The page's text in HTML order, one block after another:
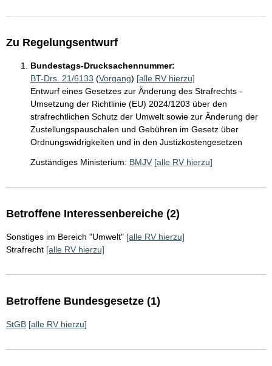
Zu Regelungsentwurf
Bundestags-Drucksachennummer:
BT-Drs. 21/6133 (Vorgang) [alle RV hierzu]
Entwurf eines Gesetzes zur Änderung des Strafrechts -
Umsetzung der Richtlinie (EU) 2024/1203 über den
strafrechtlichen Schutz der Umwelt sowie zur Änderung der
Zustellungspauschalen und Gebühren im Gesetz über
Ordnungswidrigkeiten und in den Justizkostengesetzen
Zuständiges Ministerium: BMJV [alle RV hierzu]
Betroffene Interessenbereiche (2)
Sonstiges im Bereich "Umwelt" [alle RV hierzu]
Strafrecht [alle RV hierzu]
Betroffene Bundesgesetze (1)
StGB [alle RV hierzu]